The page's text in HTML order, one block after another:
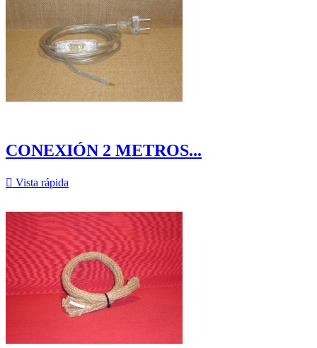
CONEXIÓN 2 METROS...
 Vista rápida